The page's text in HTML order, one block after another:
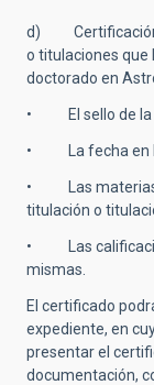
d) Certificación
o titulaciones que
doctorado en
• El sello de la
• La fecha en la
• Las materias
titulación o
• Las
mismas.
El certificado
expediente, en
presentar el
documentación,